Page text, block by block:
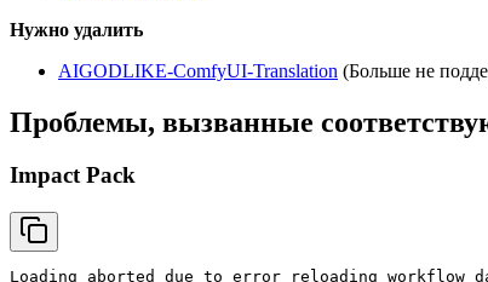
Нужно удалить
AIGODLIKE-ComfyUI-Translation (Больше не
Проблемы, вызванные
Impact Pack
Loading aborted due to error reloading workflow